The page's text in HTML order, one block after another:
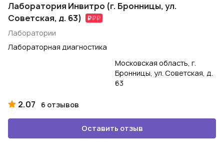
Лаборатория Инвитро (г. Бронницы, ул.
Советская, д. 63)
Лаборатории
Лабораторная диагностика
Московская область, г.
Бронницы, ул. Советская, д.
63
2.07 6 отзывов
Оставить отзыв